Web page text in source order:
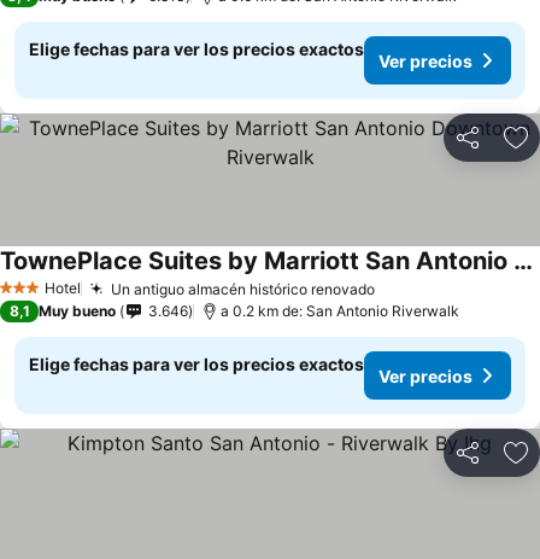
Elige fechas para ver los precios exactos
Ver precios
Compartir
3 Estrellas
Hotel Un antiguo almacén histórico renovado
TownePlace Suites by Marriott San Antonio Downtown Riverwalk
8,1 Muy bueno 3.646 a 0.2 km de: San Antonio Riverwalk
Elige fechas para ver los precios exactos
Ver precios
Compartir